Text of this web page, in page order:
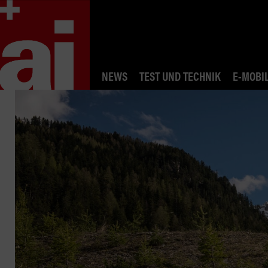
NEWS TEST UND TECHNIK E-